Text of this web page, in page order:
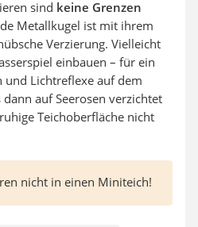
sind keine Grenzen
Metallkugel ist mit ihrem
Verzierung. Vielleicht
einbauen – für ein
und Lichtreflexe auf dem
auf Seerosen verzichtet
Teichoberfläche nicht
nicht in einen Miniteich!